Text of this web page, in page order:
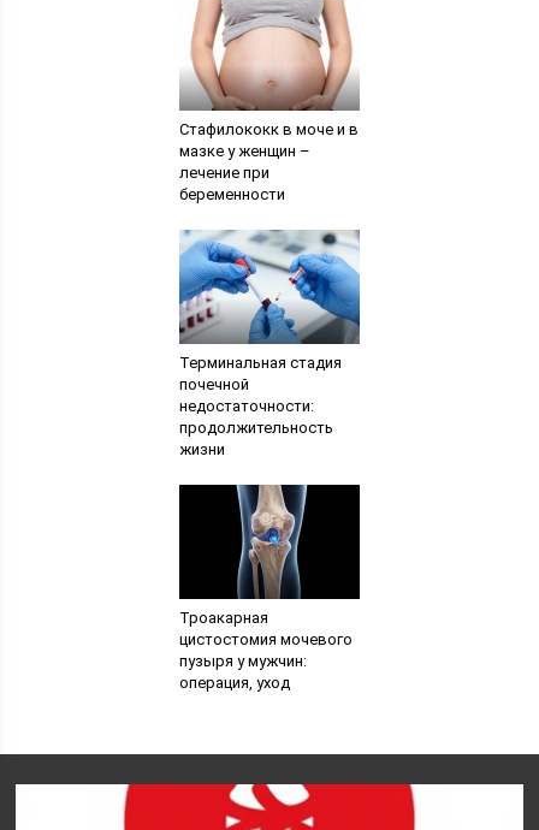
Стафилококк в моче и в
мазке у женщин –
лечение при
беременности
Терминальная стадия
почечной
недостаточности:
продолжительность
жизни
Троакарная
цистостомия мочевого
пузыря у мужчин:
операция, уход